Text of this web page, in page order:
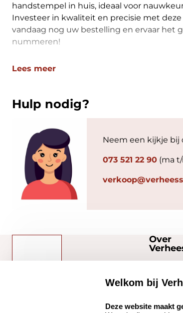
handstempel in huis, ideaal voor
Investeer in kwaliteit en precisie met
vandaag nog uw bestelling en ervaar het
nummeren!
Lees meer
Hulp nodig?
Neem een kijkje bij
073 521 22 90 (ma
Verheesstempels.nl
Over
Onze
Welkom bij
Deze website maakt